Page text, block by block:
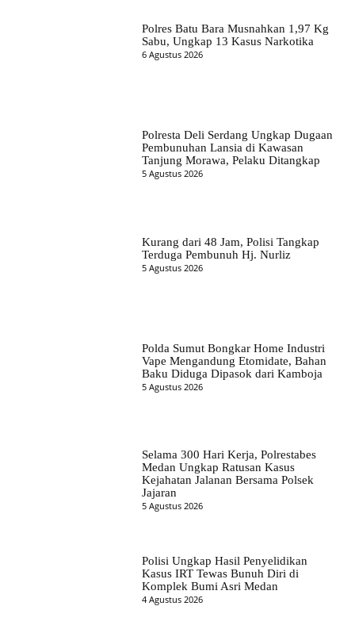
Polres Batu Bara Musnahkan 1,97 Kg
Sabu, Ungkap 13 Kasus Narkotika
6 Agustus 2026
Polresta Deli Serdang Ungkap Dugaan
Pembunuhan Lansia di Kawasan
Tanjung Morawa, Pelaku Ditangkap
5 Agustus 2026
Kurang dari 48 Jam, Polisi Tangkap
Terduga Pembunuh Hj. Nurliz
5 Agustus 2026
Polda Sumut Bongkar Home Industri
Vape Mengandung Etomidate, Bahan
Baku Diduga Dipasok dari Kamboja
5 Agustus 2026
Selama 300 Hari Kerja, Polrestabes
Medan Ungkap Ratusan Kasus
Kejahatan Jalanan Bersama Polsek
Jajaran
5 Agustus 2026
Polisi Ungkap Hasil Penyelidikan
Kasus IRT Tewas Bunuh Diri di
Komplek Bumi Asri Medan
4 Agustus 2026